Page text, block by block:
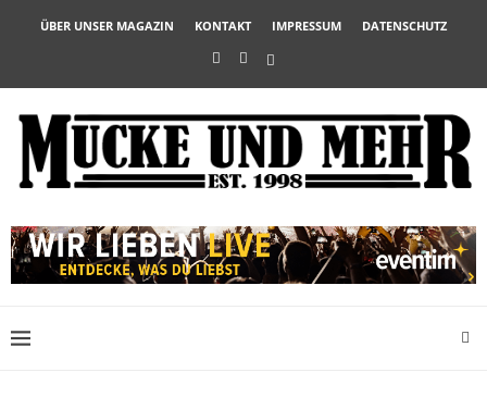
ÜBER UNSER MAGAZIN KONTAKT IMPRESSUM DATENSCHUTZ